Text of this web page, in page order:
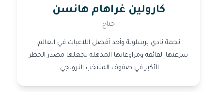
كارولين غراهام هانسن
جناح
نجمة نادي برشلونة وأحد أفضل اللاعبات في العالم.
سرعتها الفائقة ومراوغاتها المذهلة تجعلها مصدر الخطر
الأكبر في صفوف المنتخب النرويجي.